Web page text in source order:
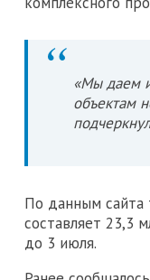
«Мы даем
объектам
По данным сайта
составляет 23,3
до 3 июля.